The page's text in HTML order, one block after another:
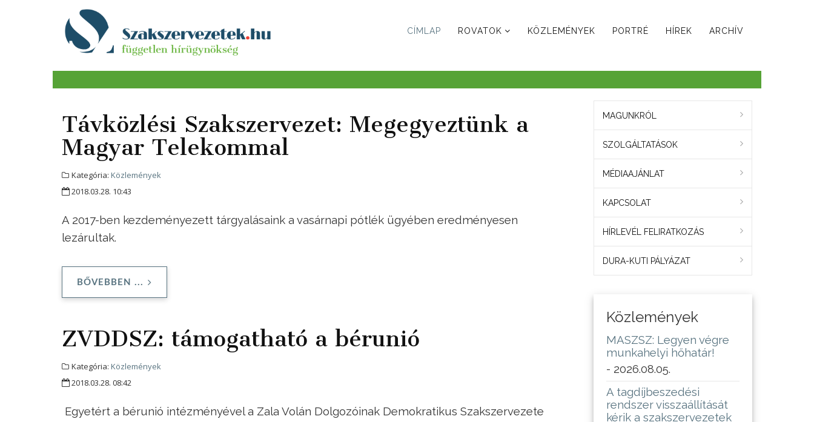
CÍMLAP ROVATOK KÖZLEMÉNYEK PORTRÉ HÍREK ARCHÍV
Távközlési Szakszervezet: Megegyeztünk a
Magyar Telekommal
Kategória: Közlemények
2018.03.28. 10:43
A 2017-ben kezdeményezett tárgyalásaink a vasárnapi pótlék ügyében eredményesen
lezárultak.
BŐVEBBEN ...
ZVDDSZ: támogatható a bérunió
Kategória: Közlemények
2018.03.28. 08:42
Egyetért a bérunió intézményével a Zala Volán Dolgozóinak Demokratikus Szakszervezete
MAGUNKRÓL
SZOLGÁLTATÁSOK
MÉDIAAJÁNLAT
KAPCSOLAT
HÍRLEVÉL FELIRATKOZÁS
DURA-KUTI PÁLYÁZAT
Közlemények
MASZSZ: Legyen végre
munkahelyi hőhatár!
- 2026.08.05.
A tagdíjbeszedési
rendszer visszaállítását
kérik a szakszervezetek